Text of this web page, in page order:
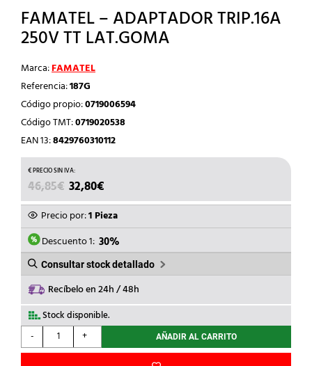
FAMATEL – ADAPTADOR TRIP.16A
250V TT LAT.GOMA
Marca:FAMATEL
Referencia:187G
Código propio:0719006594
Código TMT:0719020538
EAN 13:8429760310112
46,85€ EL
PRECIO
ORIGINAL
ERA:
46,85€.
32,80€
PRECIO
ACTUAL
ES:
32,80€.
Precio por:1 Pieza
Descuento 1: 30%
Consultar stock detallado
Recíbelo en 24h / 48h
Stock disponible.
-
FAMATEL
-
+ AÑADIR AL CARRITO